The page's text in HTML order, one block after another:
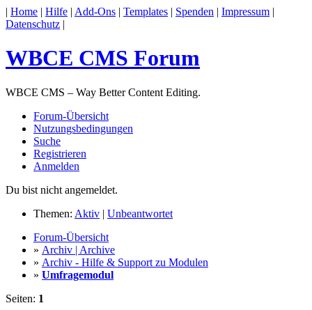
| Home | Hilfe | Add-Ons | Templates | Spenden | Impressum |
Datenschutz |
WBCE CMS Forum
WBCE CMS – Way Better Content Editing.
Forum-Übersicht
Nutzungsbedingungen
Suche
Registrieren
Anmelden
Du bist nicht angemeldet.
Themen: Aktiv | Unbeantwortet
Forum-Übersicht
» Archiv | Archive
» Archiv - Hilfe & Support zu Modulen
» Umfragemodul
Seiten: 1